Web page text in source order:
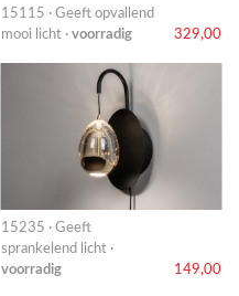
15115 · Geeft opvallend
mooi licht · voorradig 329,00
15235 · Geeft
sprankelend licht ·
voorradig
149,00